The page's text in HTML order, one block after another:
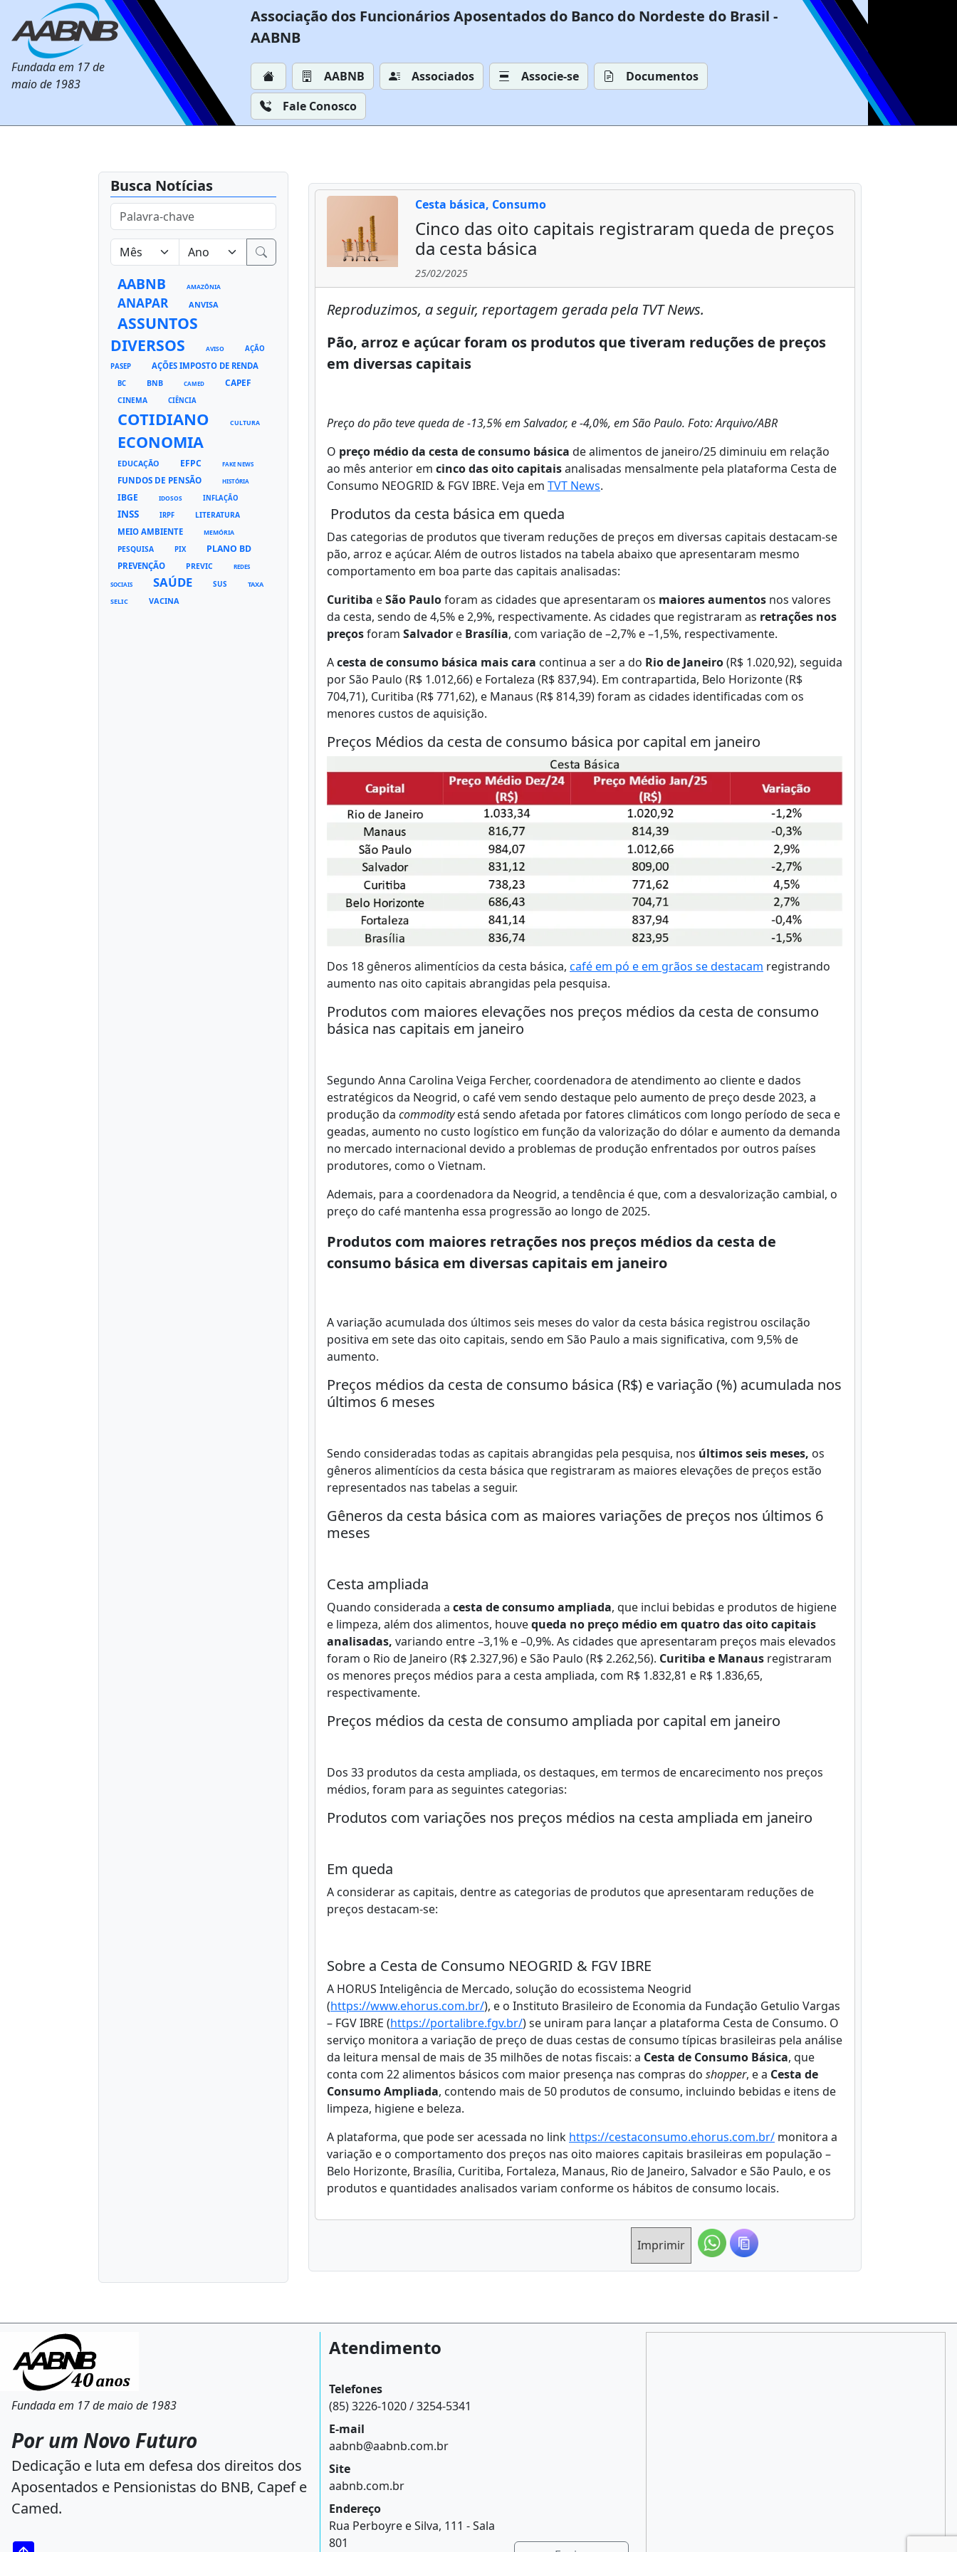
Fundada em 17 de
maio de 1983
Associação dos Funcionários Aposentados do Banco do Nordeste do Brasil -
AABNB
AABNB Associados Associe-se
Documentos
Fale Conosco
Busca Notícias
AABNB AMAZÔNIA
ANAPAR ANVISA
ASSUNTOS
DIVERSOS
AVISO
AÇÃO
PASEP
AÇÕES IMPOSTO DE RENDA
BC BNB CAMED CAPEF
CINEMA CIÊNCIA
COTIDIANO CULTURA
ECONOMIA
EDUCAÇÃO EFPC FAKE NEWS
FUNDOS DE PENSÃO HISTÓRIA
IBGE IDOSOS INFLAÇÃO
INSS IRPF LITERATURA
MEIO AMBIENTE MEMÓRIA
PESQUISA PIX PLANO BD
PREVENÇÃO PREVIC REDES
SOCIAIS SAÚDE SUS
TAXA
SELIC
VACINA
Cesta básica, Consumo
Cinco das oito capitais registraram queda de preços
da cesta básica
25/02/2025
Reproduzimos, a seguir, reportagem gerada pela TVT News.
Pão, arroz e açúcar foram os produtos que tiveram reduções de preços
em diversas capitais
Preço do pão teve queda de -13,5% em Salvador, e -4,0%, em São Paulo. Foto: Arquivo/ABR
O preço médio da cesta de consumo básica de alimentos de janeiro/25 diminuiu em relação
ao mês anterior em cinco das oito capitaisanalisadas mensalmente pela plataforma Cesta de
Consumo NEOGRID & FGV IBRE. Veja em TVT News.
Produtos da cesta básica em queda
Das categorias de produtos que tiveram reduções de preços em diversas capitais destacam-se
pão, arroz e açúcar. Além de outros listados na tabela abaixo que apresentaram mesmo
comportamento em boa parte das capitais analisadas:
Curitiba eSão Pauloforam as cidades que apresentaram os maiores aumentos nos valores
da cesta, sendo de 4,5% e 2,9%, respectivamente. As cidades que registraram as retrações nos
preçosforam Salvador e Brasília, com variação de –2,7% e –1,5%, respectivamente.
Acesta de consumo básica mais cara continua a ser a do Rio de Janeiro(R$ 1.020,92), seguida
por São Paulo (R$ 1.012,66) e Fortaleza (R$ 837,94). Em contrapartida, Belo Horizonte (R$
704,71), Curitiba (R$ 771,62), e Manaus (R$ 814,39) foram as cidades identificadas com os
menores custos de aquisição.
Preços Médios da cesta de consumo básica por capital em janeiro
Dos 18 gêneros alimentícios da cesta básica, café em pó e em grãos se destacam registrando
aumento nas oito capitais abrangidas pela pesquisa.
Produtos com maiores elevações nos preços médios da cesta de consumo
básica nas capitais em janeiro
Segundo Anna Carolina Veiga Fercher, coordenadora de atendimento ao cliente e dados
estratégicos da Neogrid, o café vem sendo destaque pelo aumento de preço desde 2023, a
produção da commodityestá sendo afetada por fatores climáticos com longo período de seca e
geadas, aumento no custo logístico em função da valorização do dólar e aumento da demanda
no mercado internacional devido a problemas de produção enfrentados por outros países
produtores, como o Vietnam.
Ademais, para a coordenadora da Neogrid, a tendência é que, com a desvalorização cambial, o
preço do café mantenha essa progressão ao longo de 2025.
Produtos com maiores retrações nos preços médios da cesta de
consumo básica em diversas capitais em janeiro
A variação acumulada dos últimos seis meses do valor da cesta básica registrou oscilação
positiva em sete das oito capitais, sendo em São Paulo a mais significativa, com 9,5% de
aumento.
Preços médios da cesta de consumo básica (R$) e variação (%) acumulada nos
últimos 6 meses
Sendo consideradas todas as capitais abrangidas pela pesquisa, nos últimos seis meses, os
gêneros alimentícios da cesta básica que registraram as maiores elevações de preços estão
representados nas tabelas a seguir.
Gêneros da cesta básica com as maiores variações de preços nos últimos 6
meses
Cesta ampliada
Quando considerada a cesta de consumoampliada, que inclui bebidas e produtos de higiene
e limpeza, além dos alimentos, houvequeda no preço médio em quatro das oito capitais
analisadas, variando entre –3,1% e –0,9%. As cidades que apresentaram preços mais elevados
foram o Rio de Janeiro (R$ 2.327,96) e São Paulo (R$ 2.262,56). Curitiba e Manaus registraram
os menores preços médios para a cesta ampliada, com R$ 1.832,81 e R$ 1.836,65,
respectivamente.
Preços médios da cesta de consumo ampliada por capital em janeiro
Dos 33 produtos da cesta ampliada, os destaques, em termos de encarecimento nos preços
médios, foram para as seguintes categorias:
Produtos com variações nos preços médios na cesta ampliada em janeiro
Em queda
A considerar as capitais, dentre as categorias de produtos que apresentaram reduções de
preços destacam-se:
Sobre a Cesta de Consumo NEOGRID & FGV IBRE
A HORUS Inteligência de Mercado, solução do ecossistema Neogrid
(https://www.ehorus.com.br/), e o Instituto Brasileiro de Economia da Fundação Getulio Vargas
– FGV IBRE (https://portalibre.fgv.br/) se uniram para lançar a plataforma Cesta de Consumo. O
serviço monitora a variação de preço de duas cestas de consumo típicas brasileiras pela análise
da leitura mensal de mais de 35 milhões de notas fiscais: a Cesta de Consumo Básica, que
conta com 22 alimentos básicos com maior presença nas compras do shopper, e a Cesta de
Consumo Ampliada, contendo mais de 50 produtos de consumo, incluindo bebidas e itens de
limpeza, higiene e beleza.
A plataforma, que pode ser acessada no link https://cestaconsumo.ehorus.com.br/ monitora a
variação e o comportamento dos preços nas oito maiores capitais brasileiras em população –
Belo Horizonte, Brasília, Curitiba, Fortaleza, Manaus, Rio de Janeiro, Salvador e São Paulo, e os
produtos e quantidades analisados variam conforme os hábitos de consumo locais.
Imprimir
Fundada em 17 de maio de 1983
Por um Novo Futuro
Dedicação e luta em defesa dos direitos dos
Aposentados e Pensionistas do BNB, Capef e
Camed.
Atendimento
Telefones
(85) 3226-1020 / 3254-5341
E-mail
aabnb@aabnb.com.br
Site
aabnb.com.br
Endereço
Rua Perboyre e Silva, 111 - Sala
801